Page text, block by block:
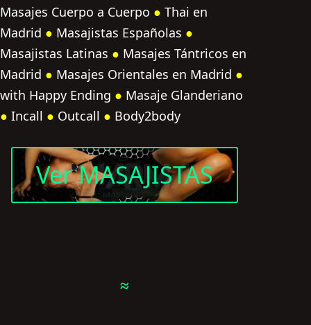
Masajes Cuerpo a Cuerpo ● Thai en
Madrid ● Masajistas Españolas ●
Masajistas Latinas ● Masajes Tántricos en
Madrid ● Masajes Orientales en Madrid ●
with Happy Ending ● Masaje Glanderiano
● Incall ● Outcall ● Body2body
Ver MASAJISTAS
≈